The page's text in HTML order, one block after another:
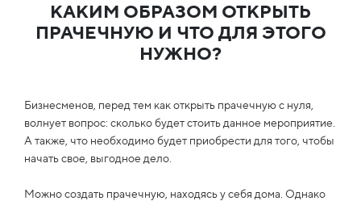
КАКИМ ОБРАЗОМ ОТКРЫТЬ
ПРАЧЕЧНУЮ И ЧТО ДЛЯ ЭТОГО
НУЖНО?
Бизнесменов, перед тем как открыть прачечную с нуля,
волнует вопрос: сколько будет стоить данное мероприятие.
А также, что необходимо будет приобрести для того, чтобы
начать свое, выгодное дело.
Можно создать прачечную, находясь у себя дома. Однако